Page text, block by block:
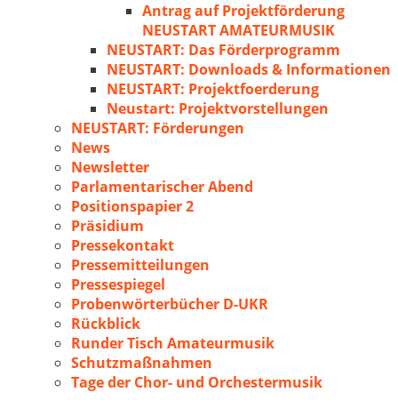
Antrag auf Projektförderung
NEUSTART AMATEURMUSIK
NEUSTART: Das Förderprogramm
NEUSTART: Downloads & Informationen
NEUSTART: Projektfoerderung
Neustart: Projektvorstellungen
NEUSTART: Förderungen
News
Newsletter
Parlamentarischer Abend
Positionspapier 2
Präsidium
Pressekontakt
Pressemitteilungen
Pressespiegel
Probenwörterbücher D-UKR
Rückblick
Runder Tisch Amateurmusik
Schutzmaßnahmen
Tage der Chor- und Orchestermusik